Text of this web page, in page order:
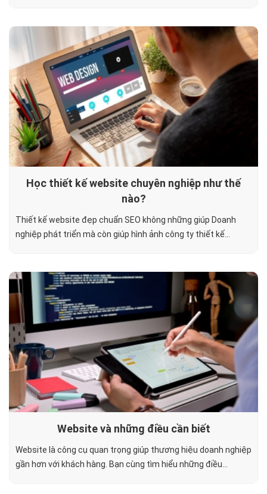
Học thiết kế website chuyên nghiệp như thế
nào?
Thiết kế website đẹp chuẩn SEO không những giúp Doanh
nghiệp phát triển mà còn giúp hình ảnh công ty thiết kế...
Website và những điều cần biết
Website là công cụ quan trọng giúp thương hiệu doanh nghiệp
gần hơn với khách hàng. Bạn cùng tìm hiểu những điều...